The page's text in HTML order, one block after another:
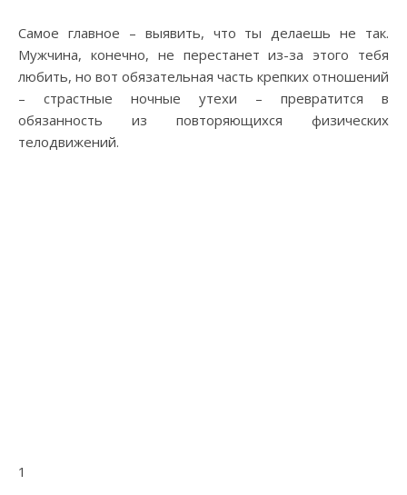
Самое главное – выявить, что ты делаешь не так.
Мужчина, конечно, не перестанет из-за этого тебя
любить, но вот обязательная часть крепких отношений
– страстные ночные утехи – превратится в
обязанность из повторяющихся физических
телодвижений.
1